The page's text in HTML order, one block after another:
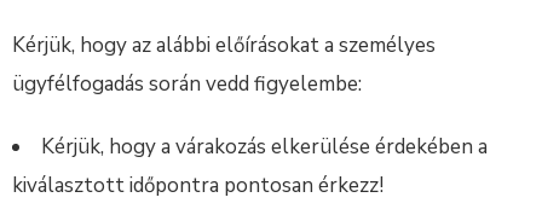
Kérjük, hogy az alábbi előírásokat a személyes
ügyfélfogadás során vedd figyelembe:
Kérjük, hogy a várakozás elkerülése érdekében a
kiválasztott időpontra pontosan érkezz!